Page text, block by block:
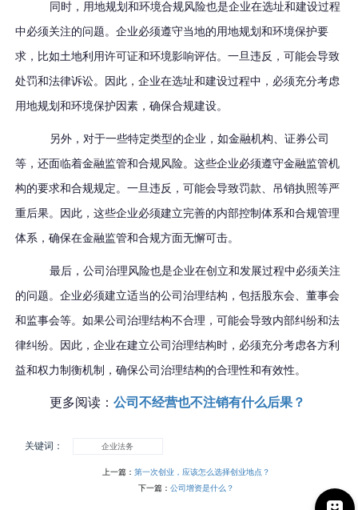
同时，用地规划和环境合规风险也是企业在选址和建设过程
中必须关注的问题。企业必须遵守当地的用地规划和环境保护要
求，比如土地利用许可证和环境影响评估。一旦违反，可能会导致
处罚和法律诉讼。因此，企业在选址和建设过程中，必须充分考虑
用地规划和环境保护因素，确保合规建设。
另外，对于一些特定类型的企业，如金融机构、证券公司
等，还面临着金融监管和合规风险。这些企业必须遵守金融监管机
构的要求和合规规定。一旦违反，可能会导致罚款、吊销执照等严
重后果。因此，这些企业必须建立完善的内部控制体系和合规管理
体系，确保在金融监管和合规方面无懈可击。
最后，公司治理风险也是企业在创立和发展过程中必须关注
的问题。企业必须建立适当的公司治理结构，包括股东会、董事会
和监事会等。如果公司治理结构不合理，可能会导致内部纠纷和法
律纠纷。因此，企业在建立公司治理结构时，必须充分考虑各方利
益和权力制衡机制，确保公司治理结构的合理性和有效性。
更多阅读：公司不经营也不注销有什么后果？
关键词： 企业法务
上一篇： 第一次创业，应该怎么选择创业地点？
下一篇： 公司增资是什么？